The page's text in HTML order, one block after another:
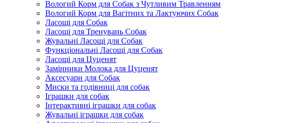
Вологий Корм для Собак з Чутливим Травленням
Вологий Корм для Вагітних та Лактуючих Собак
Ласощі для Собак
Ласощі для Тренувань Собак
Жувальні Ласощі для Собак
Функціональні Ласощі для Собак
Ласощі для Цуценят
Замінники Молока для Цуценят
Аксесуари для Собак
Миски та годівниці для собак
Іграшки для собак
Інтерактивні іграшки для собак
Жувальні іграшки для собак